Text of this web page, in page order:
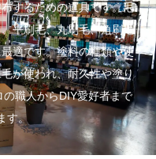
するための道具です。毛
平刷毛、丸刷毛、角刷毛
適です。塗料の種類や使
が使われ、耐久性や塗り
職人からDIY愛好者まで
す。